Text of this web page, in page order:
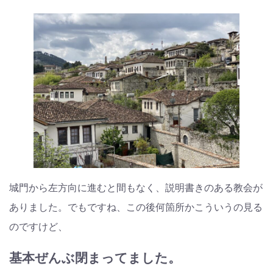
城門から左方向に進むと間もなく、説明書きのある教会が
ありました。でもですね、この後何箇所かこういうの見る
のですけど、
基本ぜんぶ閉まってました。